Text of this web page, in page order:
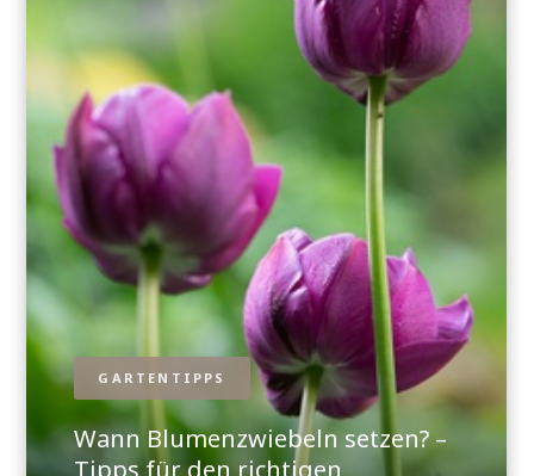
GARTENTIPPS
Wann Blumenzwiebeln setzen? –
Tipps für den richtigen